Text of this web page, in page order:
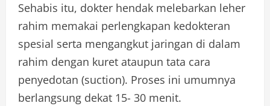
Sehabis itu, dokter hendak melebarkan leher
rahim memakai perlengkapan kedokteran
spesial serta mengangkut jaringan di dalam
rahim dengan kuret ataupun tata cara
penyedotan (suction). Proses ini umumnya
berlangsung dekat 15- 30 menit.